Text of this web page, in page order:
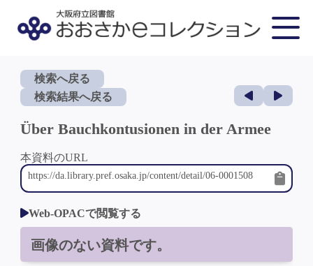
検索へ戻る
検索結果へ戻る
Über Bauchkontusionen in der Armee
本資料のURL
Web-OPACで閲覧する
画像のない資料です。